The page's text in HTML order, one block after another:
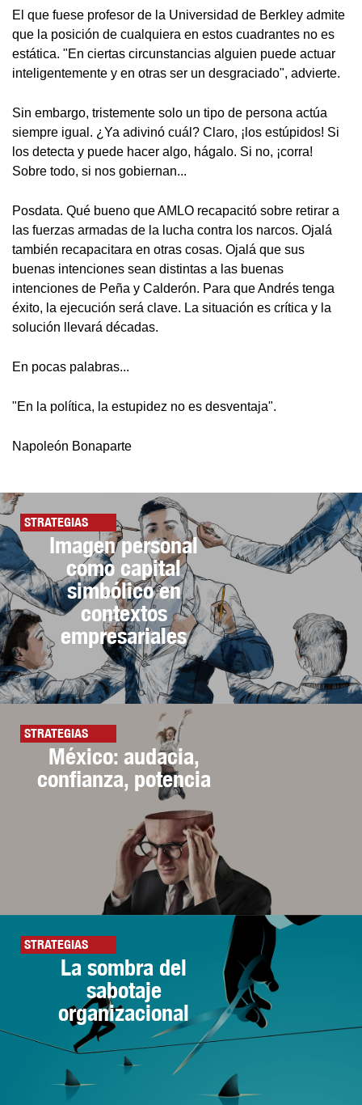
El que fuese profesor de la Universidad de Berkley admite
que la posición de cualquiera en estos cuadrantes no es
estática. "En ciertas circunstancias alguien puede actuar
inteligentemente y en otras ser un desgraciado", advierte.
Sin embargo, tristemente solo un tipo de persona actúa
siempre igual. ¿Ya adivinó cuál? Claro, ¡los estúpidos! Si
los detecta y puede hacer algo, hágalo. Si no, ¡corra!
Sobre todo, si nos gobiernan...
Posdata. Qué bueno que AMLO recapacitó sobre retirar a
las fuerzas armadas de la lucha contra los narcos. Ojalá
también recapacitara en otras cosas. Ojalá que sus
buenas intenciones sean distintas a las buenas
intenciones de Peña y Calderón. Para que Andrés tenga
éxito, la ejecución será clave. La situación es crítica y la
solución llevará décadas.
En pocas palabras...
"En la política, la estupidez no es desventaja".
Napoleón Bonaparte
STRATEGIAS
Imagen personal
como capital
simbólico en
contextos
empresariales
STRATEGIAS
México: audacia,
confianza, potencia
STRATEGIAS
La sombra del
sabotaje
organizacional